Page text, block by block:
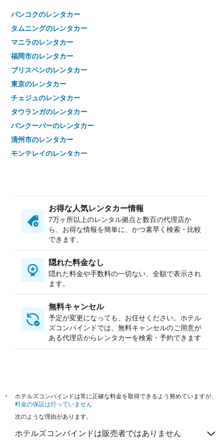
バンコクのレンタカー
タムニングのレンタカー
マニラのレンタカー
福岡市のレンタカー
ブリスベンのレンタカー
東京のレンタカー
チェジュのレンタカー
タウランガのレンタカー
バンクーバーのレンタカー
清州市のレンタカー
モンテレイのレンタカー
名古屋市のレンタカー
オークランドのレンタカー
ケアンズのレンタカー
クイーンズタウンのレンタカー
カポレイのレンタカー
チェンマイのレンタカー
ネルスプロイトのレンタカー
お得な人気レンタカー情報
7万ヶ所以上のレンタル拠点と数百の代理店か
ら、お得な情報を簡単に、かつ素早く検索・比較
できます。
隠れた料金なし
隠れた料金や手数料の一切ない、全額で表示され
ます。
無料キャンセル
予定が変更になっても、お任せください。ホテル
ズコンバインドでは、無料キャンセルのご用意が
ある代理店からレンタカーを検索・予約できます
*
ホテルズコンバインドは常に正確な料金を取得できるよう努めていますが、
料金の保証は行っていません
次のような理由があります。
ホテルズコンバインドは販売者ではありません